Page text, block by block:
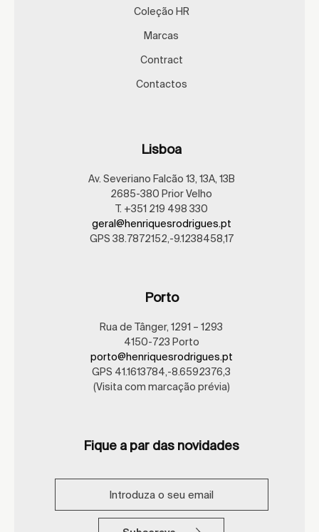
Coleção HR
Marcas
Contract
Contactos
Lisboa
Av. Severiano Falcão 13, 13A, 13B
2685-380 Prior Velho
T. +351 219 498 330
geral@henriquesrodrigues.pt
GPS 38.7872152,-9.1238458,17
Porto
Rua de Tânger, 1291 – 1293
4150-723 Porto
porto@henriquesrodrigues.pt
GPS 41.1613784,-8.6592376,3
(Visita com marcação prévia)
Fique a par das novidades